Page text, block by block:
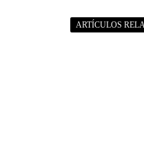
ARTÍCULOS